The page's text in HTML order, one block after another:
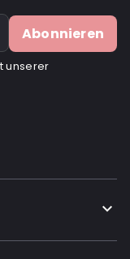
Abonnieren
unserer